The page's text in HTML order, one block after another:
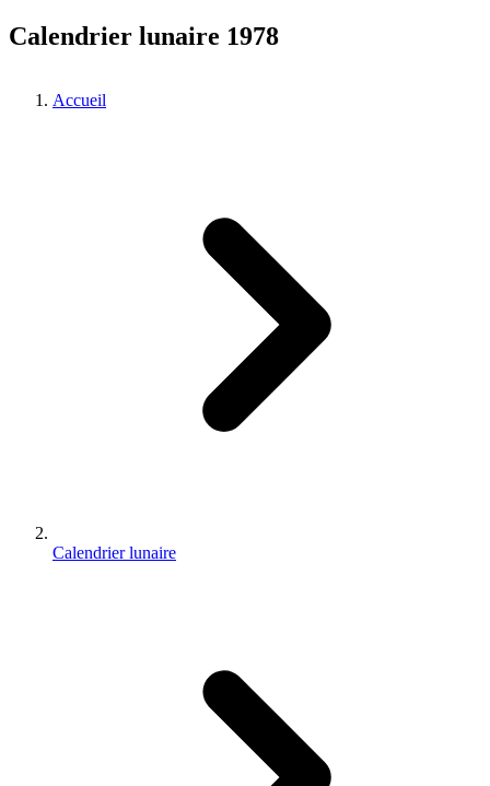
Calendrier lunaire 1978
Accueil
Calendrier lunaire